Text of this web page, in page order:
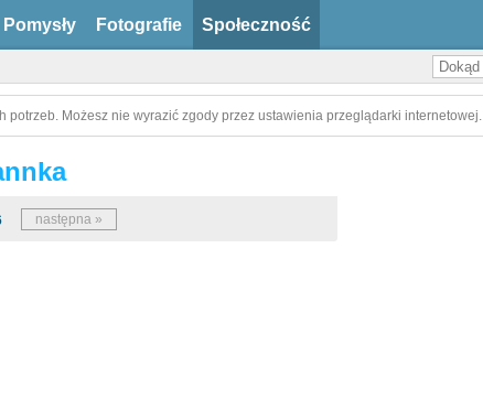
Pomysły Fotografie Społeczność
potrzeb. Możesz nie wyrazić zgody przez ustawienia przeglądarki internetowej.
następna »